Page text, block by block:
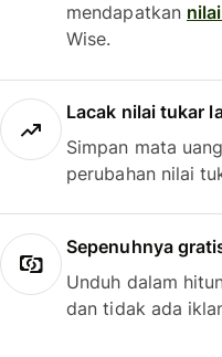
mendapatkan
Wise.
Lacak nilai tukar
Simpan mata
perubahan nilai
Sepenuhnya
Unduh dalam
dan tidak ada